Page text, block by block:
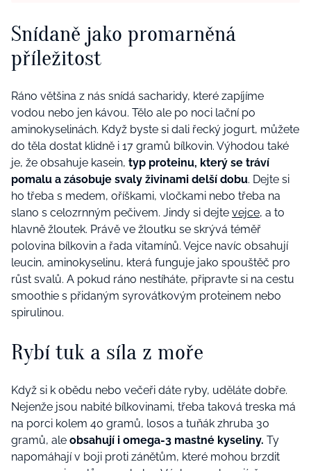
Snídaně jako promarněná
příležitost
Ráno většina z nás snídá sacharidy, které zapíjíme
vodou nebo jen kávou. Tělo ale po noci lační po
aminokyselinách. Když byste si dali řecký jogurt, můžete
do těla dostat klidně i 17 gramů bílkovin. Výhodou také
je, že obsahuje kasein, typ proteinu, který se tráví
pomalu a zásobuje svaly živinami delší dobu. Dejte si
ho třeba s medem, oříškami, vločkami nebo třeba na
slano s celozrnným pečivem. Jindy si dejte vejce, a to
hlavně žloutek. Právě ve žloutku se skrývá téměř
polovina bílkovin a řada vitamínů. Vejce navíc obsahují
leucin, aminokyselinu, která funguje jako spouštěč pro
růst svalů. A pokud ráno nestíháte, připravte si na cestu
smoothie s přidaným syrovátkovým proteinem nebo
spirulinou.
Rybí tuk a síla z moře
Když si k obědu nebo večeři dáte ryby, uděláte dobře.
Nejenže jsou nabité bílkovinami, třeba taková treska má
na porci kolem 40 gramů, losos a tuňák zhruba 30
gramů, ale obsahují i omega-3 mastné kyseliny. Ty
napomáhají v boji proti zánětům, které mohou brzdit